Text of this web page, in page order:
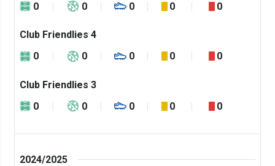
0
0 0 0 0
Club Friendlies 4
0
0 0 0 0
Club Friendlies 3
0
0 0 0 0
2024/2025